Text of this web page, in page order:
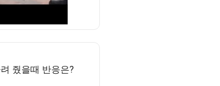
줬을때 반응은?